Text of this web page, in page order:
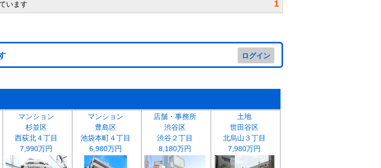
います 1
ログイン
マンション
杉並区
西荻北４丁目
7,990万円
マンション
豊島区
池袋本町４丁目
6,980万円
店舗・事務所
渋谷区
渋谷２丁目
8,180万円
土地
世田谷区
北烏山３丁目
7,980万円